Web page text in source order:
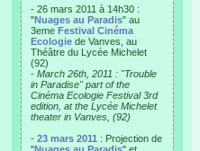
- 26 mars 2011 à 14h30 :
"Nuages au Paradis" au
3eme Festival Cinéma
Ecologie de Vanves, au
Théâtre du Lycée Michelet
(92)
- March 26th, 2011 : "Trouble
in Paradise" part of the
Cinéma Ecologie Festival 3rd
edition, at the Lycée Michelet
theater in Vanves, (92)
- 23 mars 2011 : Projection de